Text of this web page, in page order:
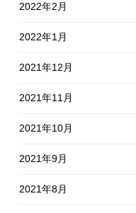
2022年2月
2022年1月
2021年12月
2021年11月
2021年10月
2021年9月
2021年8月